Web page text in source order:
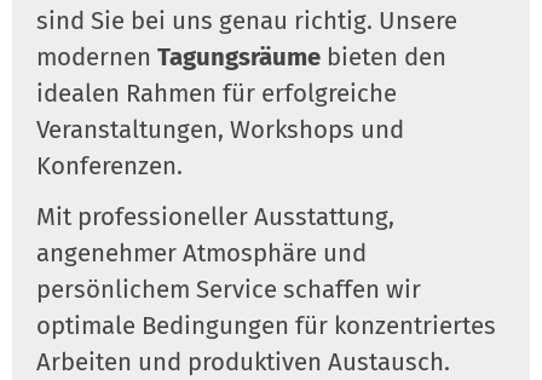
sind Sie bei uns genau richtig. Unsere
modernen Tagungsräume bieten den
idealen Rahmen für erfolgreiche
Veranstaltungen, Workshops und
Konferenzen.
Mit professioneller Ausstattung,
angenehmer Atmosphäre und
persönlichem Service schaffen wir
optimale Bedingungen für konzentriertes
Arbeiten und produktiven Austausch.